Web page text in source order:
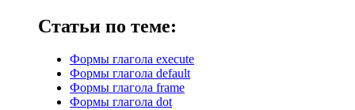
Статьи по теме:
Формы глагола execute
Формы глагола default
Формы глагола frame
Формы глагола dot